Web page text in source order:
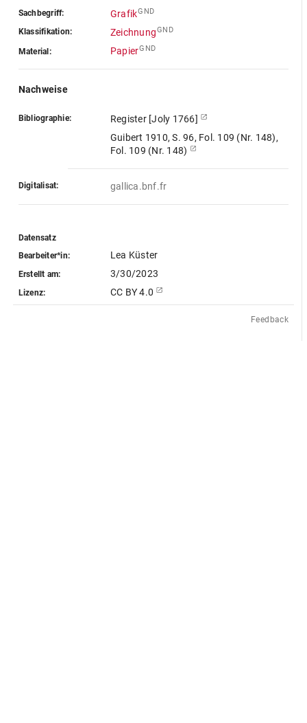
Sachbegriff: GrafikGND
Klassifikation: ZeichnungGND
Material: PapierGND
Nachweise
Bibliographie:
Register [Joly 1766]
Guibert 1910, S. 96, Fol. 109 (Nr. 148),
Fol. 109 (Nr. 148)
Digitalisat: gallica.bnf.fr
Datensatz
Bearbeiter*in:
Lea Küster
Erstellt am: 3/30/2023
Lizenz: CC BY 4.0
Feedback